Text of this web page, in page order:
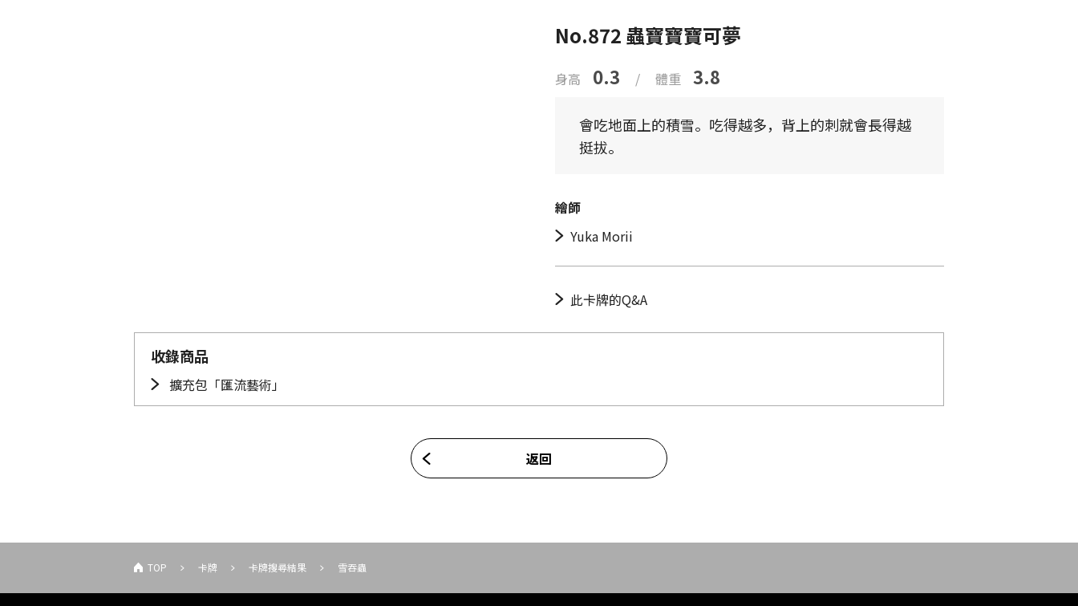
No.872 蟲寶寶寶可夢
身高 0.3 / 體重 3.8
會吃地面上的積雪。吃得越多，背上的刺就會長得越
挺拔。
繪師
Yuka Morii
此卡牌的Q&A
收錄商品
擴充包「匯流藝術」
返回
TOP 卡牌 卡牌搜尋結果 雪吞蟲